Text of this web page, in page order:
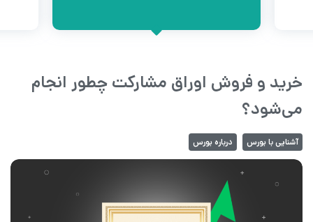
خرید و فروش اوراق مشارکت چطور انجام
می‌شود؟
آشنایی با بورس درباره بورس